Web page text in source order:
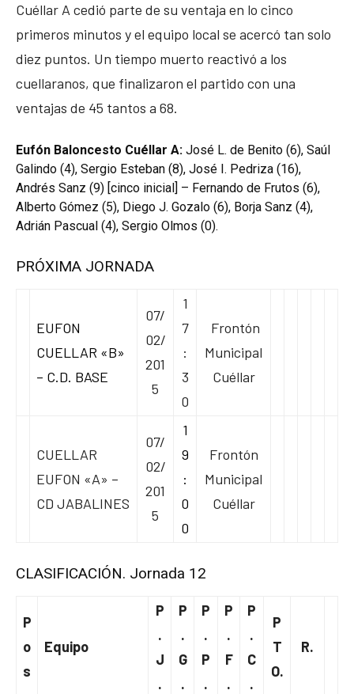
Cuéllar A cedió parte de su ventaja en lo cinco
primeros minutos y el equipo local se acercó tan solo
diez puntos. Un tiempo muerto reactivó a los
cuellaranos, que finalizaron el partido con una
ventajas de 45 tantos a 68.
Eufón Baloncesto Cuéllar A: José L. de Benito (6), Saúl
Galindo (4), Sergio Esteban (8), José I. Pedriza (16),
Andrés Sanz (9) [cinco inicial] – Fernando de Frutos (6),
Alberto Gómez (5), Diego J. Gozalo (6), Borja Sanz (4),
Adrián Pascual (4), Sergio Olmos (0).
PRÓXIMA JORNADA
EUFON
CUELLAR «B»
– C.D. BASE
07/
02/
201
5
1
7
:
3
0
Frontón
Municipal
Cuéllar
CUELLAR
EUFON «A» –
CD JABALINES
07/
02/
201
5
1
9
:
0
0
Frontón
Municipal
Cuéllar
CLASIFICACIÓN. Jornada 12
P
o
s
Equipo
P
.
J
.
P
.
G
.
P
.
P
.
P
.
F
.
P
.
C
.
P
T
O.
R.